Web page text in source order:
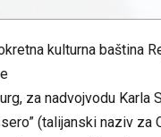
kulturna baština
za nadvojvodu
(talijanski naziv za